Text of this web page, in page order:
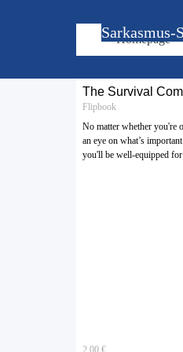
Sarkasmus-
Homepage
The Survival
Flipbook
No matter whether you're
an eye on what’s
you'll be well-equipped
2.00 €